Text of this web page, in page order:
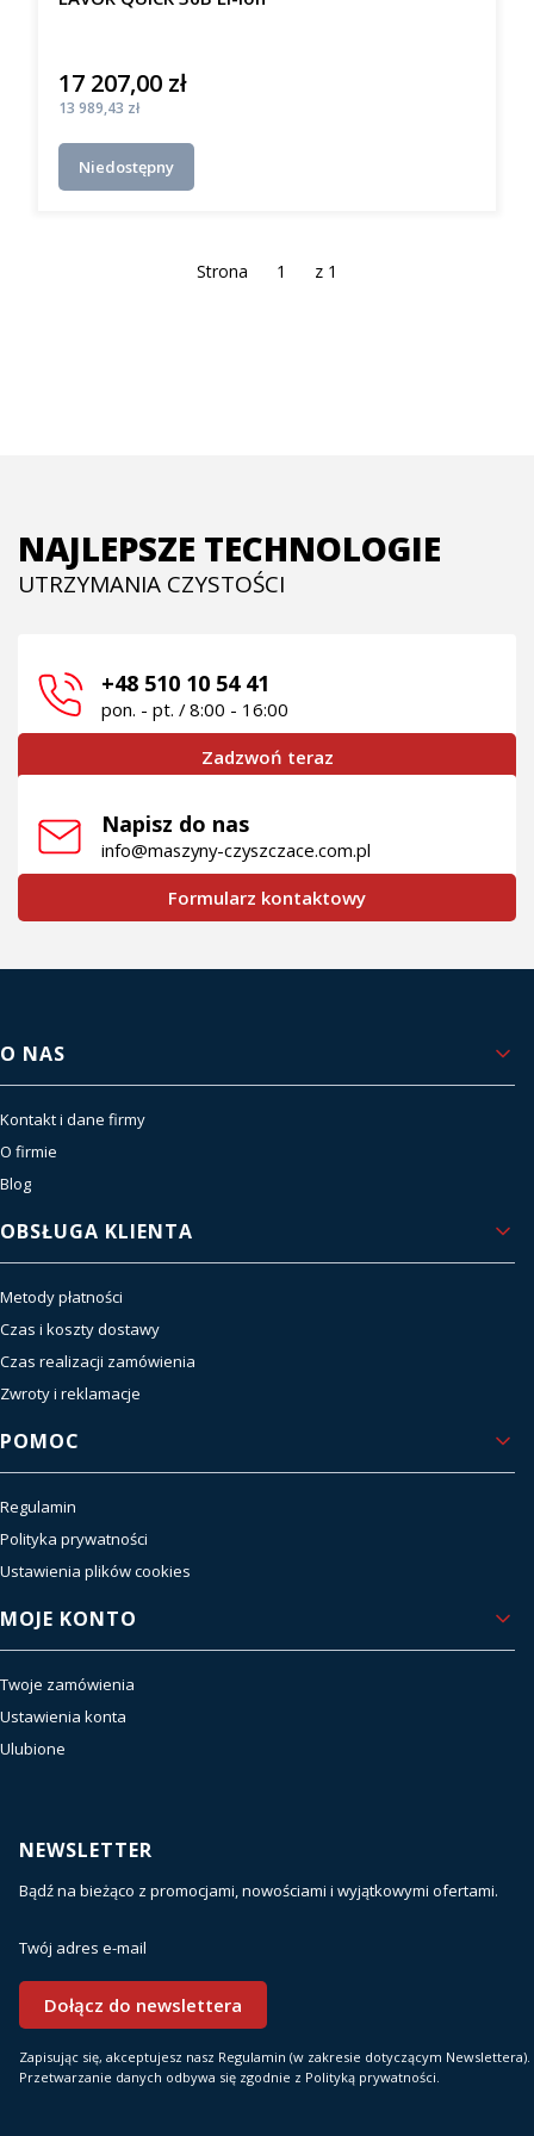
Cena
17 207,00 zł
Cena
13 989,43 zł
Niedostępny
Strona z 1
NAJLEPSZE TECHNOLOGIE
UTRZYMANIA CZYSTOŚCI
+48 510 10 54 41
pon. - pt. / 8:00 - 16:00
Zadzwoń teraz
Napisz do nas
info@maszyny-czyszczace.com.pl
Formularz kontaktowy
Linki w stopce
O NAS
Kontakt i dane firmy
O firmie
Blog
OBSŁUGA KLIENTA
Metody płatności
Czas i koszty dostawy
Czas realizacji zamówienia
Zwroty i reklamacje
POMOC
Regulamin
Polityka prywatności
Ustawienia plików cookies
MOJE KONTO
Twoje zamówienia
Ustawienia konta
Ulubione
NEWSLETTER
Bądź na bieżąco z promocjami, nowościami i wyjątkowymi ofertami.
Twój adres e-mail
Dołącz do newslettera
Zapisując się, akceptujesz nasz Regulamin (w zakresie dotyczącym Newslettera).
Przetwarzanie danych odbywa się zgodnie z Polityką prywatności.